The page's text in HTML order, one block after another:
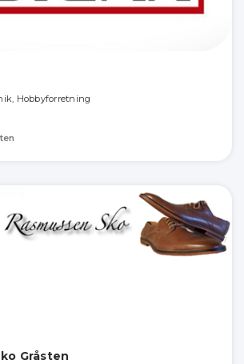
Hobbyforretning
Gråsten